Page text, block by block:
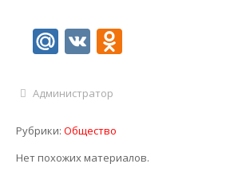
Mail.Ru
VK
Администратор
Рубрики: Общество
Нет похожих материалов.